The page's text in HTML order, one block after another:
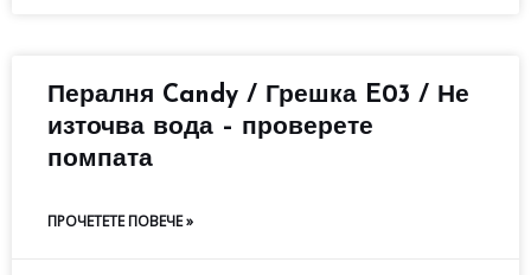
Пералня Candy / Грешка E03 / Не
източва вода – проверете
помпата
ПРОЧЕТЕТЕ ПОВЕЧЕ »